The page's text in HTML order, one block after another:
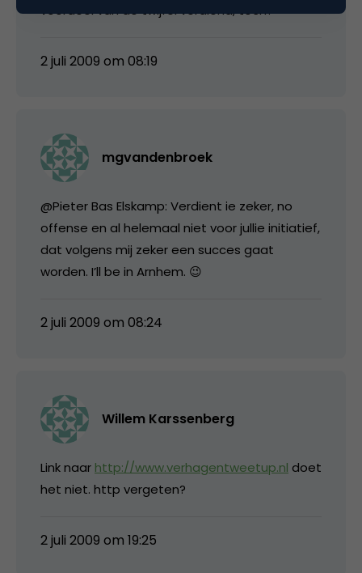
voordeel van de twijfel verdiend, toch?
2 juli 2009 om 08:19
mgvandenbroek
@Pieter Bas Elskamp: Verdient ie zeker, no
offense en al helemaal niet voor jullie initiatief,
dat volgens mij zeker een succes gaat
worden. I’ll be in Arnhem. 😉
2 juli 2009 om 08:24
Willem Karssenberg
Link naar http://www.verhagentweetup.nl doet
het niet. http vergeten?
2 juli 2009 om 19:25